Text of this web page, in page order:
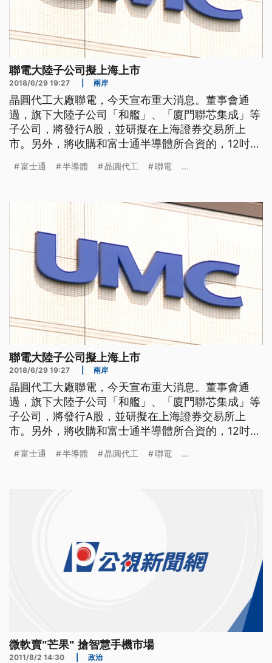
聯電大陸子公司擬上海上市
2018/6/29 19:27 兩岸
晶圓代工大廠聯電，今天宣布重大消息。董事會通
過，旗下大陸子公司「和艦」、「廈門聯芯集成」等
子公司，將發行A股，並研擬在上海證券交易所上
市。另外，將收購和富士通半導體所合資的，12吋晶
啟東說，「整個聯電集團在中國大陸的一個晶圓代工
目前是預計發行4億股，那籌資是（發行)不超過4億
股，金額應該是不超過人民幣25億
富士通 半導體 晶圓代工 聯電 ...
聯電大陸子公司擬上海上市
2018/6/29 19:27 兩岸
晶圓代工大廠聯電，今天宣布重大消息。董事會通
過，旗下大陸子公司「和艦」、「廈門聯芯集成」等
子公司，將發行A股，並研擬在上海證券交易所上
市。另外，將收購和富士通半導體所合資的，12吋晶
啟東說，「整個聯電集團在中國大陸的一個晶圓代工
富士通 半導體 晶圓代工 聯電 ...
微軟賣"芒果" 搶智慧手機市場
2011/8/2 14:30 政治